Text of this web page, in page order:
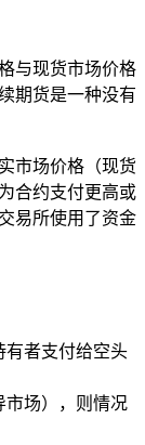
与现货市场价格
期货是一种没有
市场价格（现货
合约支付更高或
易所使用了资金
有者支付给空头
市场），则情况